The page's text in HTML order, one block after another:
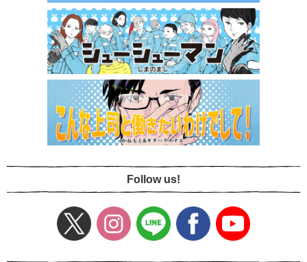
Follow us!